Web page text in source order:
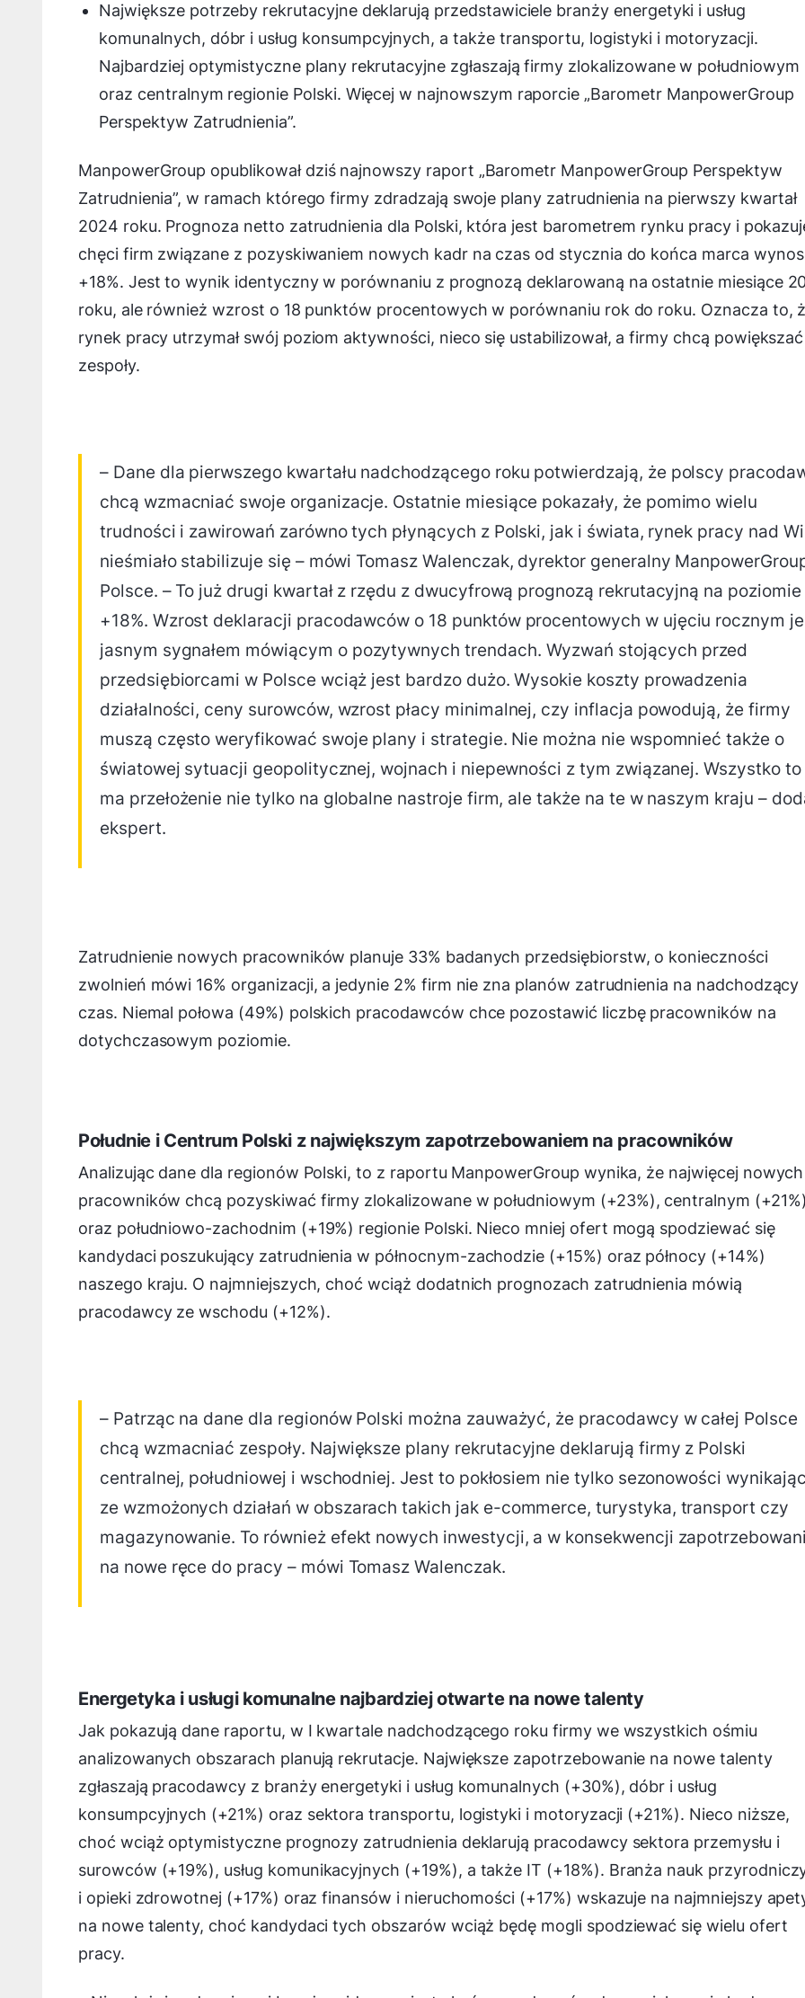
Największe potrzeby rekrutacyjne deklarują przedstawiciele branży energetyki i usług
komunalnych, dóbr i usług konsumpcyjnych, a także transportu, logistyki i motoryzacji.
Najbardziej optymistyczne plany rekrutacyjne zgłaszają firmy zlokalizowane w południowym
oraz centralnym regionie Polski. Więcej w najnowszym raporcie „Barometr ManpowerGroup
Perspektyw Zatrudnienia”.
ManpowerGroup opublikował dziś najnowszy raport „Barometr ManpowerGroup Perspektyw
Zatrudnienia”, w ramach którego firmy zdradzają swoje plany zatrudnienia na pierwszy kwartał
2024 roku. Prognoza netto zatrudnienia dla Polski, która jest barometrem rynku pracy i
chęci firm związane z pozyskiwaniem nowych kadr na czas od stycznia do końca marca
+18%. Jest to wynik identyczny w porównaniu z prognozą deklarowaną na ostatnie miesiące
roku, ale również wzrost o 18 punktów procentowych w porównaniu rok do roku. Oznacza to,
rynek pracy utrzymał swój poziom aktywności, nieco się ustabilizował, a firmy chcą powiększać
zespoły.
– Dane dla pierwszego kwartału nadchodzącego roku potwierdzają, że polscy
chcą wzmacniać swoje organizacje. Ostatnie miesiące pokazały, że pomimo wielu
trudności i zawirowań zarówno tych płynących z Polski, jak i świata, rynek pracy nad
nieśmiało stabilizuje się – mówi Tomasz Walenczak, dyrektor generalny
Polsce. – To już drugi kwartał z rzędu z dwucyfrową prognozą rekrutacyjną na poziomie
+18%. Wzrost deklaracji pracodawców o 18 punktów procentowych w ujęciu rocznym
jasnym sygnałem mówiącym o pozytywnych trendach. Wyzwań stojących przed
przedsiębiorcami w Polsce wciąż jest bardzo dużo. Wysokie koszty prowadzenia
działalności, ceny surowców, wzrost płacy minimalnej, czy inflacja powodują, że firmy
muszą często weryfikować swoje plany i strategie. Nie można nie wspomnieć także o
światowej sytuacji geopolitycznej, wojnach i niepewności z tym związanej. Wszystko to
ma przełożenie nie tylko na globalne nastroje firm, ale także na te w naszym kraju –
ekspert.
Zatrudnienie nowych pracowników planuje 33% badanych przedsiębiorstw, o konieczności
zwolnień mówi 16% organizacji, a jedynie 2% firm nie zna planów zatrudnienia na nadchodzący
czas. Niemal połowa (49%) polskich pracodawców chce pozostawić liczbę pracowników na
dotychczasowym poziomie.
Południe i Centrum Polski z największym zapotrzebowaniem na pracowników
Analizując dane dla regionów Polski, to z raportu ManpowerGroup wynika, że najwięcej nowych
pracowników chcą pozyskiwać firmy zlokalizowane w południowym (+23%), centralnym
oraz południowo-zachodnim (+19%) regionie Polski. Nieco mniej ofert mogą spodziewać się
kandydaci poszukujący zatrudnienia w północnym-zachodzie (+15%) oraz północy (+14%)
naszego kraju. O najmniejszych, choć wciąż dodatnich prognozach zatrudnienia mówią
pracodawcy ze wschodu (+12%).
– Patrząc na dane dla regionów Polski można zauważyć, że pracodawcy w całej Polsce
chcą wzmacniać zespoły. Największe plany rekrutacyjne deklarują firmy z Polski
centralnej, południowej i wschodniej. Jest to pokłosiem nie tylko sezonowości
ze wzmożonych działań w obszarach takich jak e-commerce, turystyka, transport czy
magazynowanie. To również efekt nowych inwestycji, a w konsekwencji
na nowe ręce do pracy – mówi Tomasz Walenczak.
Energetyka i usługi komunalne najbardziej otwarte na nowe talenty
Jak pokazują dane raportu, w I kwartale nadchodzącego roku firmy we wszystkich ośmiu
analizowanych obszarach planują rekrutacje. Największe zapotrzebowanie na nowe talenty
zgłaszają pracodawcy z branży energetyki i usług komunalnych (+30%), dóbr i usług
konsumpcyjnych (+21%) oraz sektora transportu, logistyki i motoryzacji (+21%). Nieco niższe,
choć wciąż optymistyczne prognozy zatrudnienia deklarują pracodawcy sektora przemysłu i
surowców (+19%), usług komunikacyjnych (+19%), a także IT (+18%). Branża nauk
i opieki zdrowotnej (+17%) oraz finansów i nieruchomości (+17%) wskazuje na najmniejszy
na nowe talenty, choć kandydaci tych obszarów wciąż będę mogli spodziewać się wielu ofert
pracy.